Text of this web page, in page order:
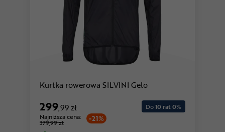
Kurtka rowerowa SILVINI Gelo
299,99 zł
-21%
Najniższa cena:
379,99 zł
Do10 rat 0%